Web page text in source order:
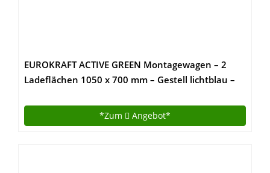
EUROKRAFT ACTIVE GREEN Montagewagen – 2
Ladeflächen 1050 x 700 mm – Gestell lichtblau –
Fahrbare Werkbank Fahrbarer Arbeitstisch
Werkbank, fahrbar Werkbänke, fahrbar
*Zum Angebot*